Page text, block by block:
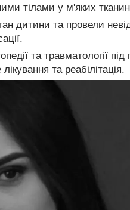
тілами у м'яких
дитини та провели
та травматології
та реабілітація.